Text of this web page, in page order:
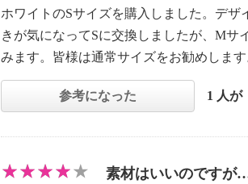
ホワイトのSサイズを購入しました。デ
きが気になってSに交換しましたが、Мサ
みます。皆様は通常サイズをお勧めします
参考になった 1 人が
素材はいいのですが